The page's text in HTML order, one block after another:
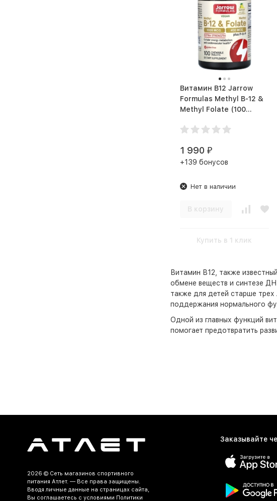
Витамин B12 Jarrow
Formulas Methyl B-12 &
Methyl Folate (100
1 990 ₽
+139 бонусов
Нет в наличии
В корзину
Купить в 1 клик
Витамин В12, также
обмене веществ и синтезе
также для детей старше
поддержания нормального
Одной из главных функций
помогает предотвратить
холестерина в крови. Это
формах - от таблеток и
Участие витамина В12 в
регулярного
ведущих активный образ
влияние на работу
Применение средств с
развития плода, уровень
2026 © Сеть магазинов спортивного
питания Атлет. — Все права защищены.
Вводя личные данные на страницах сайта,
Вы соглашаетесь c условиями Политики
Заказывайте